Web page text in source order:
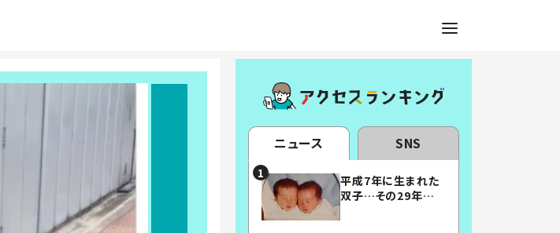
ニュース SNS
平成7年に生まれた
双子…その29年後